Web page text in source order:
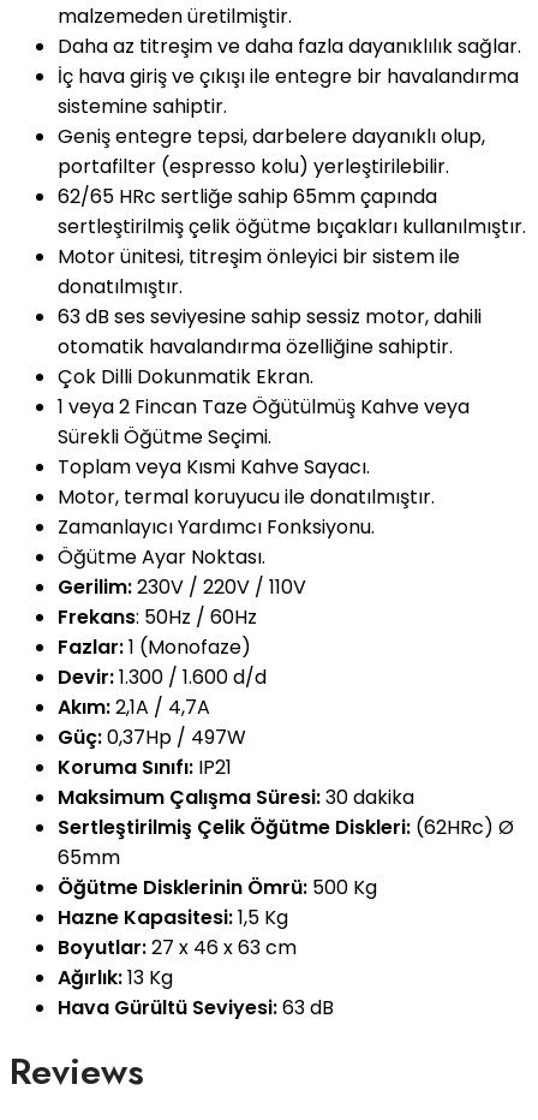
malzemeden üretilmiştir.
Daha az titreşim ve daha fazla dayanıklılık sağlar.
İç hava giriş ve çıkışı ile entegre bir havalandırma
sistemine sahiptir.
Geniş entegre tepsi, darbelere dayanıklı olup,
portafilter (espresso kolu) yerleştirilebilir.
62/65 HRc sertliğe sahip 65mm çapında
sertleştirilmiş çelik öğütme bıçakları kullanılmıştır.
Motor ünitesi, titreşim önleyici bir sistem ile
donatılmıştır.
63 dB ses seviyesine sahip sessiz motor, dahili
otomatik havalandırma özelliğine sahiptir.
Çok Dilli Dokunmatik Ekran.
1 veya 2 Fincan Taze Öğütülmüş Kahve veya
Sürekli Öğütme Seçimi.
Toplam veya Kısmi Kahve Sayacı.
Motor, termal koruyucu ile donatılmıştır.
Zamanlayıcı Yardımcı Fonksiyonu.
Öğütme Ayar Noktası.
Gerilim:230V / 220V / 110V
Frekans: 50Hz / 60Hz
Fazlar:1 (Monofaze)
Devir:1.300 / 1.600 d/d
Akım:2,1A / 4,7A
Güç:0,37Hp / 497W
Koruma Sınıfı: IP21
Maksimum Çalışma Süresi:30 dakika
Sertleştirilmiş Çelik Öğütme Diskleri: (62HRc) Ø
65mm
Öğütme Disklerinin Ömrü: 500 Kg
Hazne Kapasitesi:1,5 Kg
Boyutlar:27 x 46 x 63 cm
Ağırlık:13 Kg
Hava Gürültü Seviyesi:63 dB
Reviews